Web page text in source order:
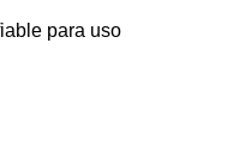
para uso